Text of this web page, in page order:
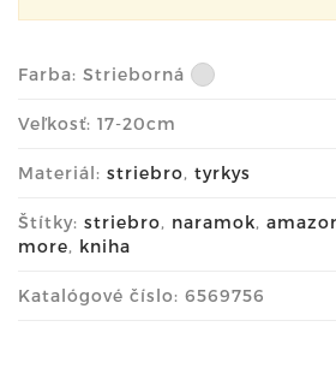
Farba: Strieborná
Veľkosť: 17-20cm
Materiál: striebro, tyrkys
Štítky: striebro, naramok,
more, kniha
Katalógové číslo: 6569756